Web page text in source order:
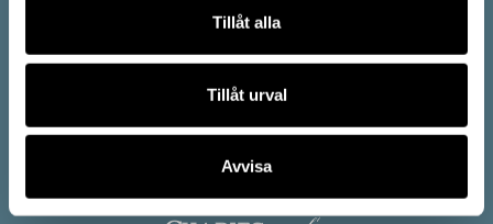
Tillåt alla
Tillåt urval
Avvisa